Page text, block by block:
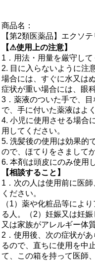
商品名：
【第2類医薬品】エクソテ
【⚠使用上の注意】
1．用法・用量を厳守して
2. 目に入らないように注
場合には、すぐに水又は
症状が重い場合には、眼
3．薬液のついた手で、
で、手に付いた薬液はよ
4. 小児に使用させる場合
用してください。
5. 洗髪後の使用は効果的
ので、ほてりをさまして
6. 本剤は頭皮にのみ使用
【相談すること】
1．次の人は使用前に医
ください。
（1）薬や化粧品等によ
る人。（2）妊娠又は妊
又は家族がアレルギー体
2．使用後、次の症状が
るので、直ちに使用を中
て、この箱を持って医師